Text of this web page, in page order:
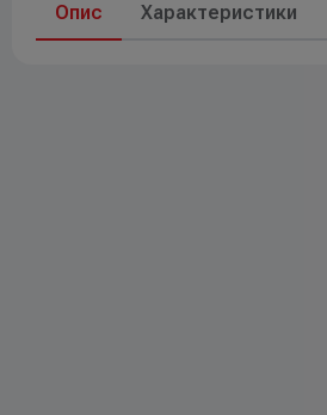
Опис Характеристики